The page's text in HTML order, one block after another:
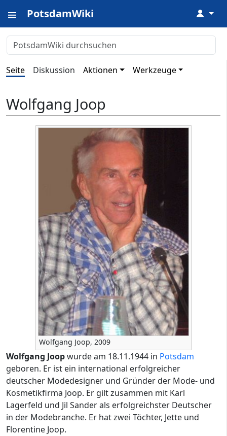
PotsdamWiki ↓
Seite Diskussion Aktionen Werkzeuge
Wolfgang Joop
Wolfgang Joop, 2009
Wolfgang Joopwurde am 18.11.1944 in Potsdam
geboren. Er ist ein international erfolgreicher
deutscher Modedesigner und Gründer der Mode- und
Kosmetikfirma Joop. Er gilt zusammen mit Karl
Lagerfeld und Jil Sander als erfolgreichster Deutscher
in der Modebranche. Er hat zwei Töchter, Jette und
Florentine Joop.